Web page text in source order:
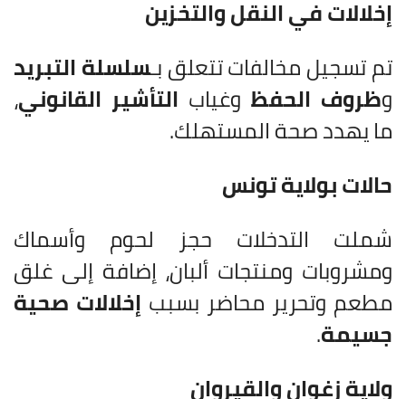
إخلالات في النقل والتخزين
تم تسجيل مخالفات تتعلق بـسلسلة التبريد
وظروف الحفظ وغياب التأشير القانوني،
ما يهدد صحة المستهلك.
حالات بولاية تونس
شملت التدخلات حجز لحوم وأسماك
ومشروبات ومنتجات ألبان، إضافة إلى غلق
مطعم وتحرير محاضر بسبب إخلالات صحية
جسيمة.
ولاية زغوان والقيروان